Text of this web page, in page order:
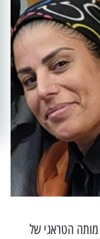
הטראגי של